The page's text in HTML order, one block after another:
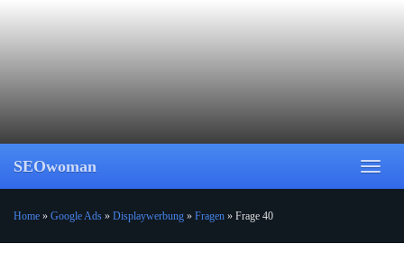
Toggle
SEOwoman
Home » Google Ads » Displaywerbung » Fragen » Frage 40